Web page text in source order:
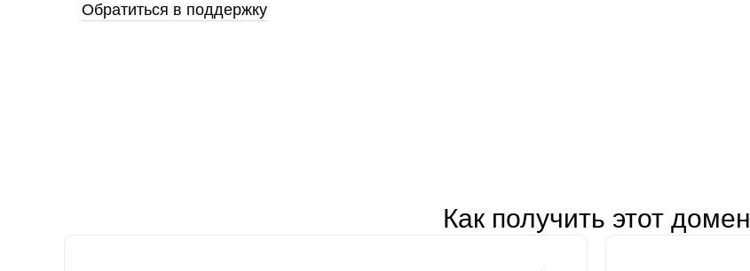
Обратиться в поддержку
Как получить этот домен